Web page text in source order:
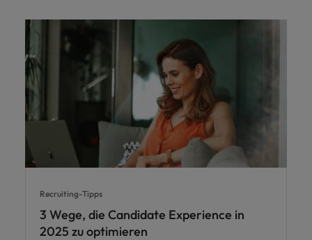
Recruiting-Tipps
3 Wege, die Candidate Experience in
2025 zu optimieren